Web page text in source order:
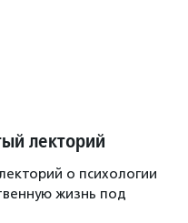
лекторий
о психологии
жизнь под